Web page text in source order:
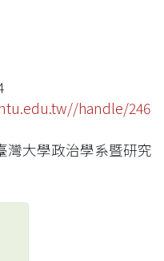
handle/246
灣大學政治學系暨研究